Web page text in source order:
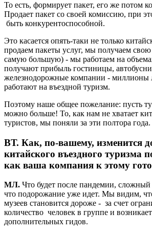
То есть, формирует пакет, его же потом
Продает пакет со своей комиссию, при
быть конкурентоспособной.
Это касается опять-таки не только
продаем пакеты услуг, мы получаем
самую большую) - мы работаем на
получают прибыль гостиницы,
железнодорожные компании - миллионы
работают на въездной туризм.
Поэтому наше общее пожелание: пусть
можно больше! То, как нам не хватает
туристов, мы поняли за эти полтора года.
ВТ. Как, по-вашему, изменится
китайского въездного туризма
как ваша компания к этому
МЛ. Что будет после пандемии,
что подорожание уже идет. Мы видим,
музеев становится дороже - за счет
количество человек в группе и
дополнительных гидов.